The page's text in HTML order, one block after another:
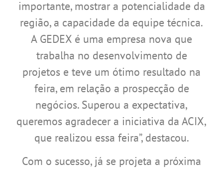
importante, mostrar a potencialidade da
região, a capacidade da equipe técnica.
A GEDEX é uma empresa nova que
trabalha no desenvolvimento de
projetos e teve um ótimo resultado na
feira, em relação a prospecção de
negócios. Superou a expectativa,
queremos agradecer a iniciativa da ACIX,
que realizou essa feira”, destacou.
Com o sucesso, já se projeta a próxima